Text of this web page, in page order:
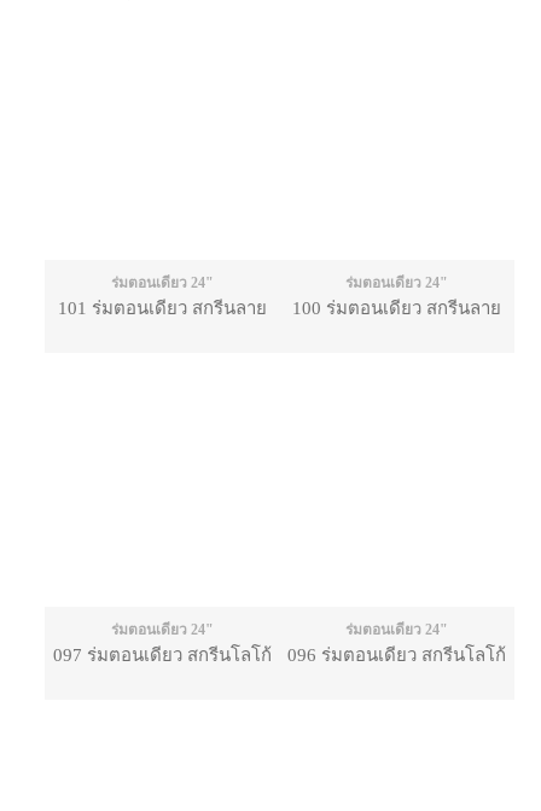
ร่มตอนเดียว 24"
101 ร่มตอนเดียว สกรีนลาย
ร่มตอนเดียว 24"
100 ร่มตอนเดียว สกรีนลาย
ร่มตอนเดียว 24"
097 ร่มตอนเดียว สกรีนโลโก้
ร่มตอนเดียว 24"
096 ร่มตอนเดียว สกรีนโลโก้